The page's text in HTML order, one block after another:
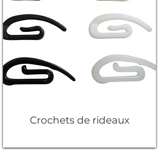
Crochets de rideaux